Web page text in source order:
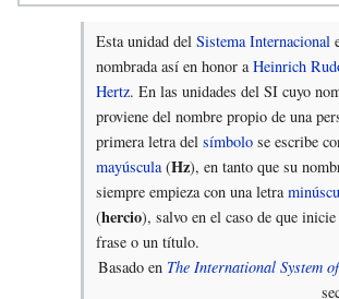
Esta unidad delSistema Internacional
nombrada así en honor aHeinrich
Hertz. En las unidades del SI cuyo
proviene del nombre propio de una
primera letra delsímbolo se escribe
mayúscula (Hz), en tanto que su
siempre empieza con una letra
(hercio), salvo en el caso de que inicie
frase o un título.
Basado en The International System